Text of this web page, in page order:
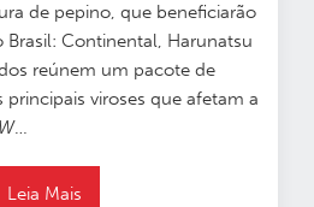
de pepino, que beneficiarão
Continental, Harunatsu
reúnem um pacote de
principais viroses que afetam a
…
Leia Mais